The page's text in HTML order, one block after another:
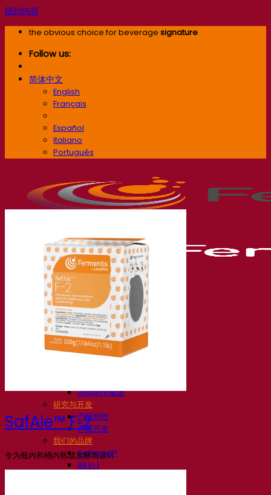
跳到内容
the obvious choice for beverage signature
Follow us:
简体中文
English
Français
Español
Italiano
Português
我们的公司
关于我们
发酵专家
Fermentis 园区
Lesaffre集团
研究与开发
产品特性
产品开发
我们的品牌
SafYeast™
All In 1
SafAle™ F‑2
专为瓶内和桶内熟成发酵而设计